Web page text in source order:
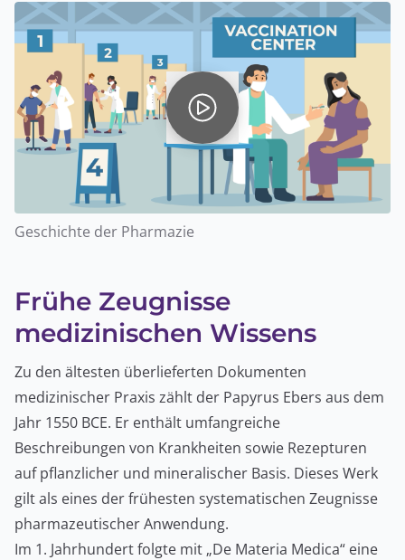
Geschichte der Pharmazie
Frühe Zeugnisse
medizinischen Wissens
Zu den ältesten überlieferten Dokumenten
medizinischer Praxis zählt der Papyrus Ebers aus dem
Jahr 1550 BCE. Er enthält umfangreiche
Beschreibungen von Krankheiten sowie Rezepturen
auf pflanzlicher und mineralischer Basis. Dieses Werk
gilt als eines der frühesten systematischen Zeugnisse
pharmazeutischer Anwendung.
Im 1. Jahrhundert folgte mit „De Materia Medica“ eine